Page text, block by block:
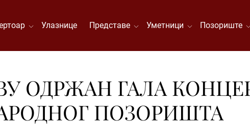
Улазнице Представе Уметници Позориште
ОДРЖАН ГАЛА
ПОЗОРИШТА